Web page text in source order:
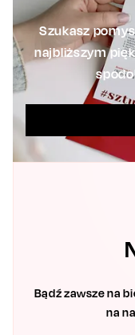
Szukasz
najbliższym
Bądź zawsze na
na